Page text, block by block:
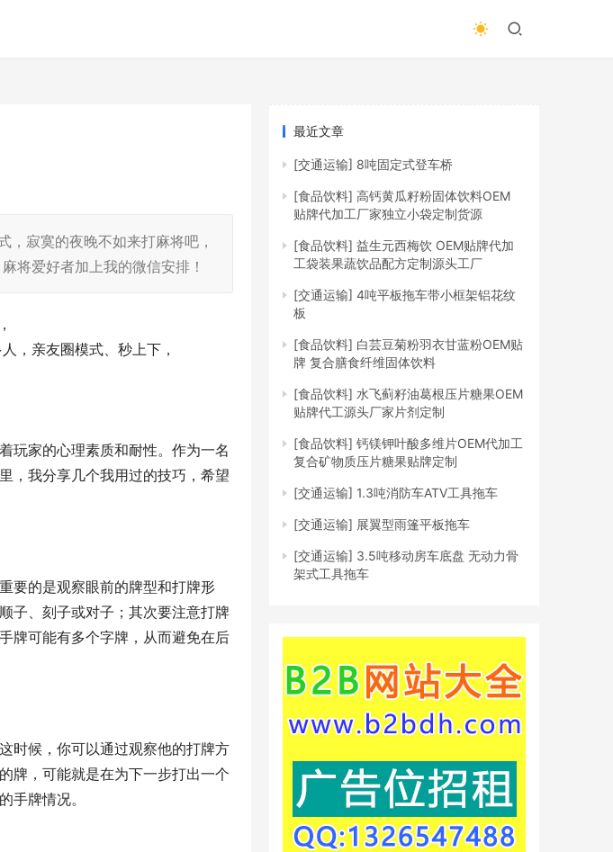
寂寞的夜晚不如来打麻将吧，
将爱好者加上我的微信安排！
，亲友圈模式、秒上下，
玩家的心理素质和耐性。作为一名
，我分享几个我用过的技巧，希望
要的是观察眼前的牌型和打牌形
子、刻子或对子；其次要注意打牌
牌可能有多个字牌，从而避免在后
时候，你可以通过观察他的打牌方
牌，可能就是在为下一步打出一个
手牌情况。
最近文章
[交通运输] 8吨固定式登车桥
[食品饮料] 高钙黄瓜籽粉固体饮料OEM
贴牌代加工厂家独立小袋定制货源
[食品饮料] 益生元西梅饮 OEM贴牌代加
工袋装果蔬饮品配方定制源头工厂
[交通运输] 4吨平板拖车带小框架铝花纹
板
[食品饮料] 白芸豆菊粉羽衣甘蓝粉OEM贴
牌 复合膳食纤维固体饮料
[食品饮料] 水飞蓟籽油葛根压片糖果OEM
贴牌代工源头厂家片剂定制
[食品饮料] 钙镁钾叶酸多维片OEM代加工
复合矿物质压片糖果贴牌定制
[交通运输] 1.3吨消防车ATV工具拖车
[交通运输] 展翼型雨篷平板拖车
[交通运输] 3.5吨移动房车底盘 无动力骨
架式工具拖车